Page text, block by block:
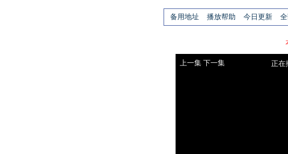
备用地址 播放帮助 今日更新
上一集 下一集 正在